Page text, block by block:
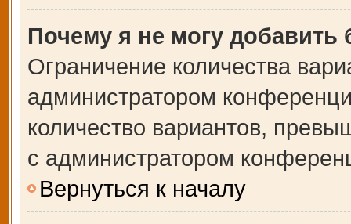
Почему я не могу добавить
Ограничение количества
администратором
количество вариантов,
с администратором
Вернуться к началу